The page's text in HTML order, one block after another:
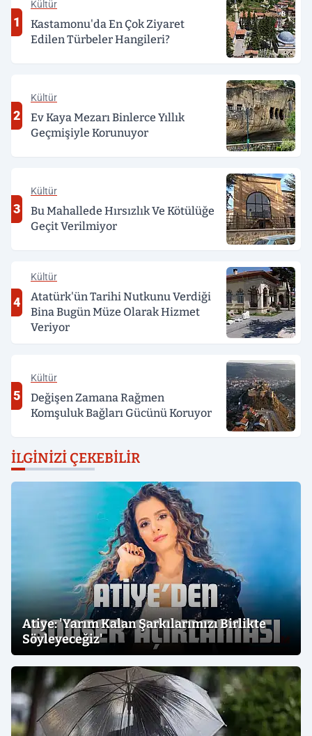
1
Kültür
Kastamonu'da En Çok Ziyaret
Edilen Türbeler Hangileri?
2
Kültür
Ev Kaya Mezarı Binlerce Yıllık
Geçmişiyle Korunuyor
3
Kültür
Bu Mahallede Hırsızlık Ve Kötülüğe
Geçit Verilmiyor
4
Kültür
Atatürk'ün Tarihi Nutkunu Verdiği
Bina Bugün Müze Olarak Hizmet
Veriyor
5
Kültür
Değişen Zamana Rağmen
Komşuluk Bağları Gücünü Koruyor
İLGINIZI ÇEKEBILIR
Atiye: 'Yarım Kalan Şarkılarımızı Birlikte
Söyleyeceğiz'